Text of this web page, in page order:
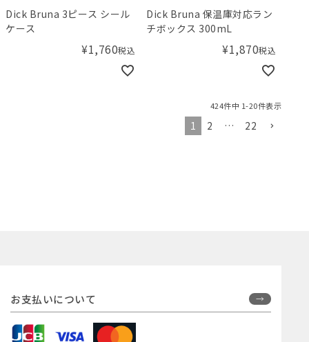
Dick Bruna 3ピース シール
ケース
¥1,760税込
Dick Bruna 保温庫対応ラン
チボックス 300mL
¥1,870税込
424件中 1-20件表示
1 2 … 22
お支払いについて